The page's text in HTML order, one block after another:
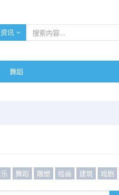
资讯
舞蹈
舞蹈 雕塑 绘画 建筑 戏剧